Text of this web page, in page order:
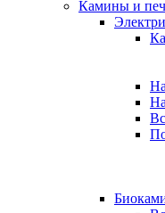
Камины и